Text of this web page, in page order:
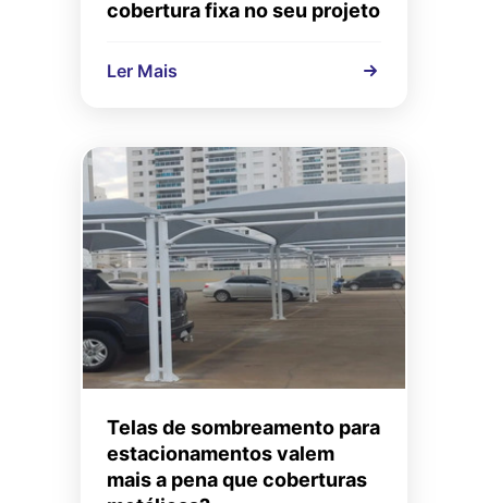
cobertura fixa no seu projeto
Ler Mais
Telas de sombreamento para
estacionamentos valem
mais a pena que coberturas